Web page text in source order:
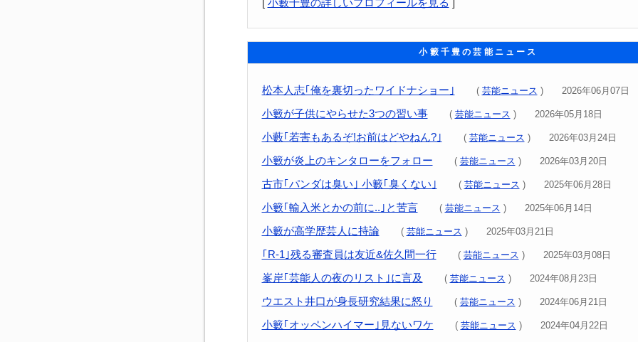
[ 小籔千豊の詳しいプロフィールを見る ]
小籔千豊の芸能ニュース
松本人志｢俺を裏切ったワイドナショー｣ ( 芸能ニュース ) 2026年06月07日
小籔が子供にやらせた3つの習い事 ( 芸能ニュース ) 2026年05月18日
小藪｢若害もあるぞ!お前はどやねん?｣ ( 芸能ニュース ) 2026年03月24日
小籔が炎上のキンタローをフォロー ( 芸能ニュース ) 2026年03月20日
古市｢パンダは臭い｣ 小籔｢臭くない｣ ( 芸能ニュース ) 2025年06月28日
小籔｢輸入米とかの前に..｣と苦言 ( 芸能ニュース ) 2025年06月14日
小籔が高学歴芸人に持論 ( 芸能ニュース ) 2025年03月21日
｢R-1｣残る審査員は友近&佐久間一行 ( 芸能ニュース ) 2025年03月08日
峯岸｢芸能人の夜のリスト｣に言及 ( 芸能ニュース ) 2024年08月23日
ウエスト井口が身長研究結果に怒り ( 芸能ニュース ) 2024年06月21日
小籔｢オッペンハイマー｣見ないワケ ( 芸能ニュース ) 2024年04月22日